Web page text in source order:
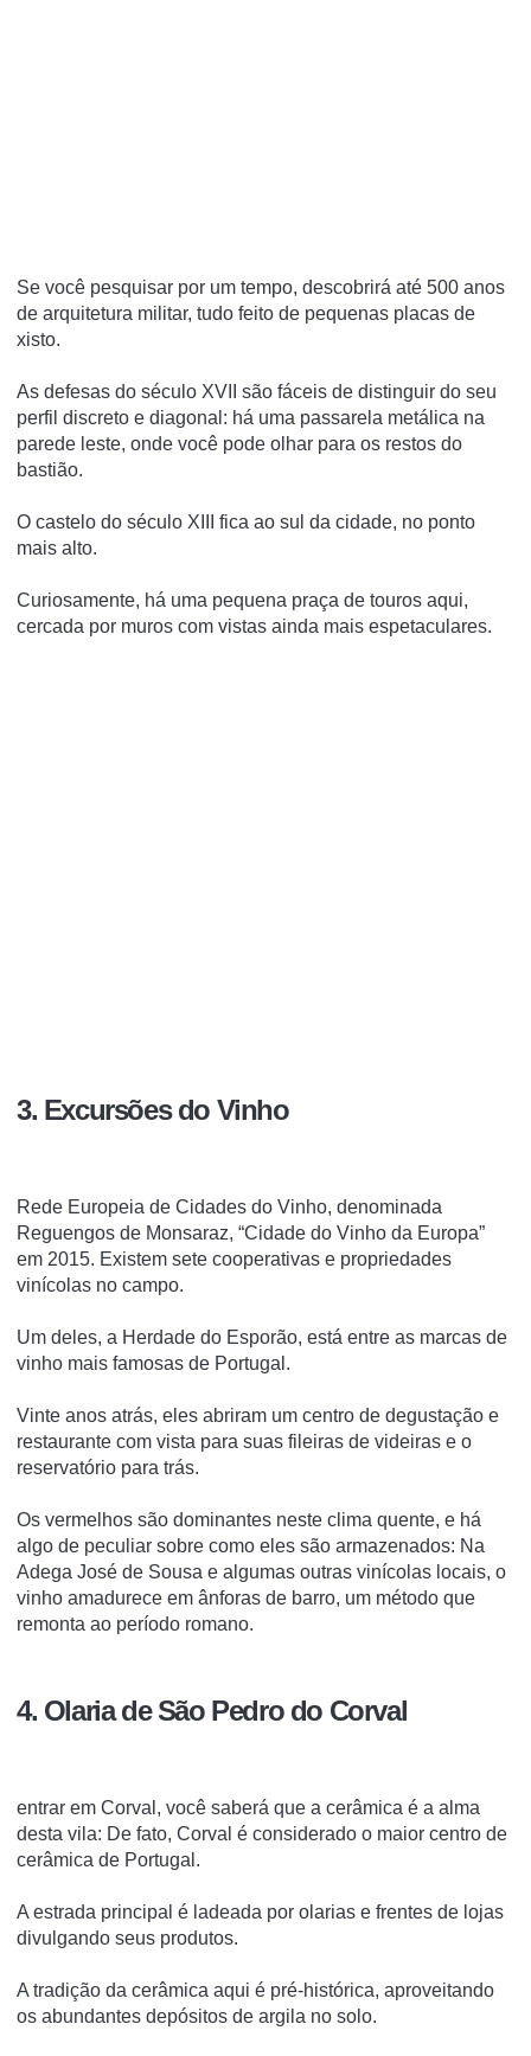
Se você pesquisar por um tempo, descobrirá até 500 anos
de arquitetura militar, tudo feito de pequenas placas de
xisto.
As defesas do século XVII são fáceis de distinguir do seu
perfil discreto e diagonal: há uma passarela metálica na
parede leste, onde você pode olhar para os restos do
bastião.
O castelo do século XIII fica ao sul da cidade, no ponto
mais alto.
Curiosamente, há uma pequena praça de touros aqui,
cercada por muros com vistas ainda mais espetaculares.
3. Excursões do Vinho
Rede Europeia de Cidades do Vinho, denominada
Reguengos de Monsaraz, “Cidade do Vinho da Europa”
em 2015. Existem sete cooperativas e propriedades
vinícolas no campo.
Um deles, a Herdade do Esporão, está entre as marcas de
vinho mais famosas de Portugal.
Vinte anos atrás, eles abriram um centro de degustação e
restaurante com vista para suas fileiras de videiras e o
reservatório para trás.
Os vermelhos são dominantes neste clima quente, e há
algo de peculiar sobre como eles são armazenados: Na
Adega José de Sousa e algumas outras vinícolas locais, o
vinho amadurece em ânforas de barro, um método que
remonta ao período romano.
4. Olaria de São Pedro do Corval
entrar em Corval, você saberá que a cerâmica é a alma
desta vila: De fato, Corval é considerado o maior centro de
cerâmica de Portugal.
A estrada principal é ladeada por olarias e frentes de lojas
divulgando seus produtos.
A tradição da cerâmica aqui é pré-histórica, aproveitando
os abundantes depósitos de argila no solo.